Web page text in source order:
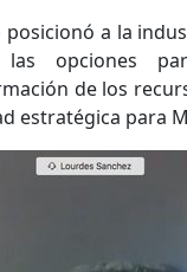
a la
opciones
de los
estratégica para